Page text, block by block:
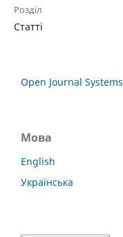
Розділ
Статті
Open Journal Systems
Мова
English
Українська